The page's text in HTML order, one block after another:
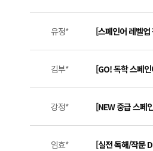
유정* [스페인어 레벨업
김부* [GO! 독학 스페
강정* [NEW 중급 스페
임효* [실전 독해/작문